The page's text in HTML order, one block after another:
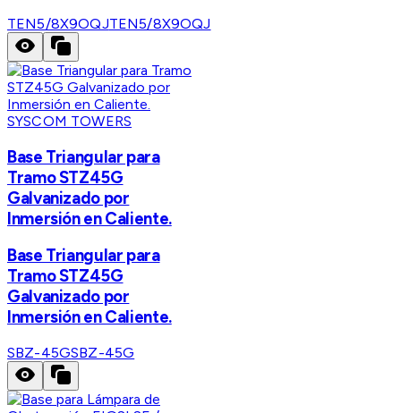
TEN5/8X9OQJTEN5/8X9OQJ
SYSCOM TOWERS
Base Triangular para
Tramo STZ45G
Galvanizado por
Inmersión en Caliente.
Base Triangular para
Tramo STZ45G
Galvanizado por
Inmersión en Caliente.
SBZ-45GSBZ-45G